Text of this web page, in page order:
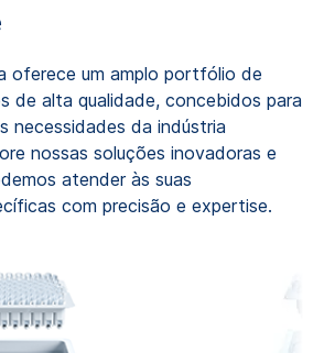
oferece um amplo portfólio de
de alta qualidade, concebidos para
necessidades da indústria
nossas soluções inovadoras e
atender às suas
com precisão e expertise.